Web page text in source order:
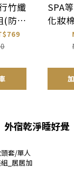
竹纖
(防水
居加
SPA
化妝
(8
外宿乾淨睡好覺